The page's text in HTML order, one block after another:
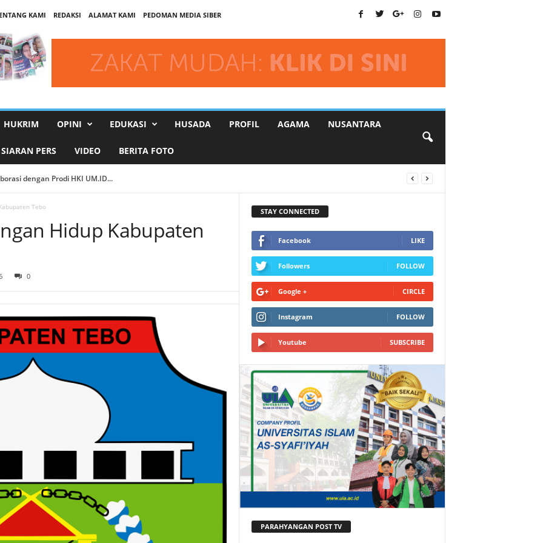
KAMI REDAKSI ALAMAT KAMI
PEDOMAN MEDIA SIBER
HUKRIM OPINI EDUKASI HUSADA PROFIL AGAMA NUSANTARA
SIARAN PERS VIDEO BERITA FOTO
dengan Prodi HKI UM.ID...
Lahirkan Buku Digital Bahasa Inggris Berbasis Nilai-Nilai Islam...
Tebo
Hidup Kabupaten
0
STAY CONNECTED
Facebook LIKE
Followers FOLLOW
Google + CIRCLE
Instagram FOLLOW
Youtube SUBSCRIBE
PARAHYANGAN POST TV